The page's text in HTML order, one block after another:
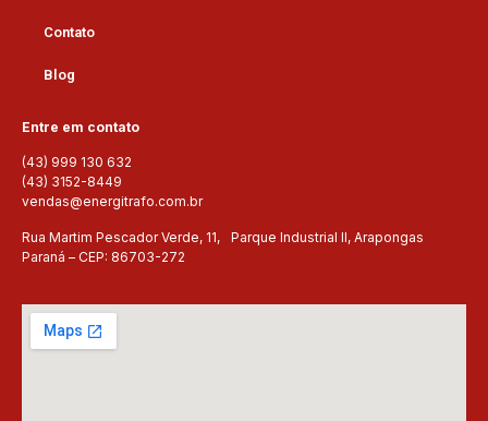
Contato
Blog
Entre em contato
(43) 999 130 632
(43) 3152-8449
vendas@energitrafo.com.br
Rua Martim Pescador Verde, 11, Parque Industrial II, Arapongas
Paraná – CEP: 86703-272